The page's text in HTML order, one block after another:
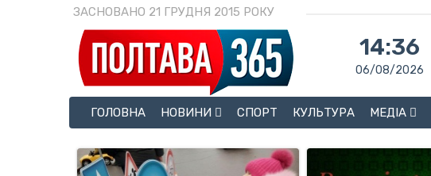
ЗАСНОВАНО 21 ГРУДНЯ 2015 РОКУ
14:36
06/08/2026
ГОЛОВНА
НОВИНИ СПОРТ КУЛЬТУРА МЕДІА